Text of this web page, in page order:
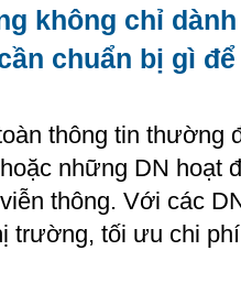
không chỉ
chuẩn bị gì
thông tin thường
những DN hoạt
thông. Với các
trường, tối ưu chi